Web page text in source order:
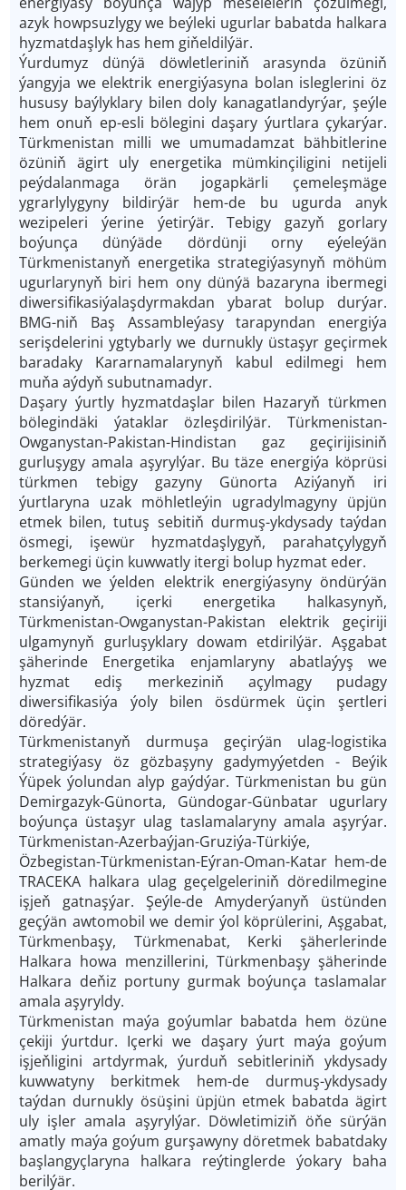
azyk howpsuzlygy we beýleki ugurlar babatda halkara
hyzmatdaşlyk has hem giňeldilýär.
Ýurdumyz dünýä döwletleriniň arasynda özüniň
ýangyja we elektrik energiýasyna bolan isleglerini öz
hususy baýlyklary bilen doly kanagatlandyrýar, şeýle
hem onuň ep-esli bölegini daşary ýurtlara çykarýar.
Türkmenistan milli we umumadamzat bähbitlerine
özüniň ägirt uly energetika mümkinçiligini netijeli
peýdalanmaga örän jogapkärli çemeleşmäge
ygrarlylygyny bildirýär hem-de bu ugurda anyk
wezipeleri ýerine ýetirýär. Tebigy gazyň gorlary
boýunça dünýäde dördünji orny eýeleýän
Türkmenistanyň energetika strategiýasynyň möhüm
ugurlarynyň biri hem ony dünýä bazaryna ibermegi
diwersifikasiýalaşdyrmakdan ybarat bolup durýar.
BMG-niň Baş Assambleýasy tarapyndan energiýa
serişdelerini ygtybarly we durnukly üstaşyr geçirmek
baradaky Kararnamalarynyň kabul edilmegi hem
muňa aýdyň subutnamadyr.
Daşary ýurtly hyzmatdaşlar bilen Hazaryň türkmen
bölegindäki ýataklar özleşdirilýär. Türkmenistan-
Owganystan-Pakistan-Hindistan gaz geçirijisiniň
gurluşygy amala aşyrylýar. Bu täze energiýa köprüsi
türkmen tebigy gazyny Günorta Aziýanyň iri
ýurtlaryna uzak möhletleýin ugradylmagyny üpjün
etmek bilen, tutuş sebitiň durmuş-ykdysady taýdan
ösmegi, işewür hyzmatdaşlygyň, parahatçylygyň
berkemegi üçin kuwwatly itergi bolup hyzmat eder.
Günden we ýelden elektrik energiýasyny öndürýän
stansiýanyň, içerki energetika halkasynyň,
Türkmenistan-Owganystan-Pakistan elektrik geçiriji
ulgamynyň gurluşyklary dowam etdirilýär. Aşgabat
şäherinde Energetika enjamlaryny abatlaýyş we
hyzmat ediş merkeziniň açylmagy pudagy
diwersifikasiýa ýoly bilen ösdürmek üçin şertleri
döredýär.
Türkmenistanyň durmuşa geçirýän ulag-logistika
strategiýasy öz gözbaşyny gadymyýetden - Beýik
Ýüpek ýolundan alyp gaýdýar. Türkmenistan bu gün
Demirgazyk-Günorta, Gündogar-Günbatar ugurlary
boýunça üstaşyr ulag taslamalaryny amala aşyrýar.
Türkmenistan-Azerbaýjan-Gruziýa-Türkiýe,
Özbegistan-Türkmenistan-Eýran-Oman-Katar hem-de
TRACEKA halkara ulag geçelgeleriniň döredilmegine
işjeň gatnaşýar. Şeýle-de Amyderýanyň üstünden
geçýän awtomobil we demir ýol köprülerini, Aşgabat,
Türkmenbaşy, Türkmenabat, Kerki şäherlerinde
Halkara howa menzillerini, Türkmenbaşy şäherinde
Halkara de­ňiz portuny gurmak boýunça taslamalar
amala aşyryldy.
Türkmenistan maýa goýumlar babatda hem özüne
çekiji ýurtdur. Içerki we daşary ýurt maýa goýum
işjeň­ligini artdyrmak, ýurduň sebitleriniň ykdysady
kuwwatyny berkitmek hem-de durmuş-ykdysady
taýdan durnukly ösüşini üpjün etmek babatda ägirt
uly işler amala aşyrylýar. Döwletimiziň öňe sürýän
amatly maýa goýum gurşawyny döretmek babatdaky
başlangyçlaryna halkara reýtinglerde ýokary baha
berilýär.